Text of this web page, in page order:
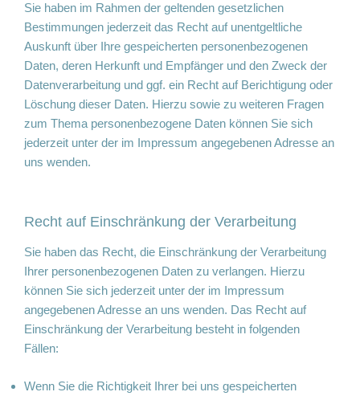
Sie haben im Rahmen der geltenden gesetzlichen
Bestimmungen jederzeit das Recht auf unentgeltliche
Auskunft über Ihre gespeicherten personenbezogenen
Daten, deren Herkunft und Empfänger und den Zweck der
Datenverarbeitung und ggf. ein Recht auf Berichtigung oder
Löschung dieser Daten. Hierzu sowie zu weiteren Fragen
zum Thema personenbezogene Daten können Sie sich
jederzeit unter der im Impressum angegebenen Adresse an
uns wenden.
Recht auf Einschränkung der Verarbeitung
Sie haben das Recht, die Einschränkung der Verarbeitung
Ihrer personenbezogenen Daten zu verlangen. Hierzu
können Sie sich jederzeit unter der im Impressum
angegebenen Adresse an uns wenden. Das Recht auf
Einschränkung der Verarbeitung besteht in folgenden
Fällen:
Wenn Sie die Richtigkeit Ihrer bei uns gespeicherten